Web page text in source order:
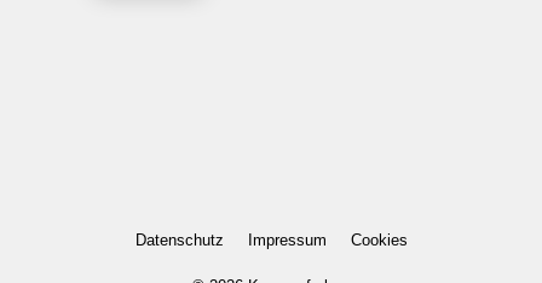
Datenschutz Impressum Cookies